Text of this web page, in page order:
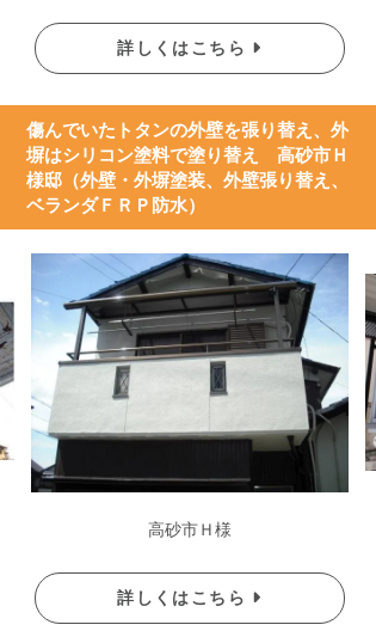
詳しくはこちら
傷んでいたトタンの外壁を張り替え、外
塀はシリコン塗料で塗り替え 高砂市Ｈ
様邸（外壁・外塀塗装、外壁張り替え、
ベランダＦＲＰ防水）
高砂市Ｈ様
詳しくはこちら